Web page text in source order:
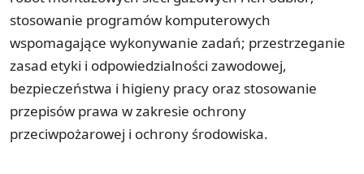
stosowanie programów komputerowych
wspomagające wykonywanie zadań; przestrzeganie
zasad etyki i odpowiedzialności zawodowej,
bezpieczeństwa i higieny pracy oraz stosowanie
przepisów prawa w zakresie ochrony
przeciwpożarowej i ochrony środowiska.